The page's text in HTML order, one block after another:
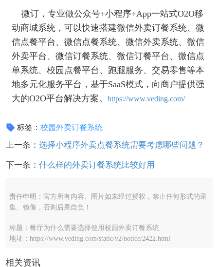
微订，专业做公众号+小程序+App一站式O2O移
动商城系统，可以快速搭建微信外卖订餐系统、微
信点餐平台、微信点餐系统、微信外卖系统、微信
外卖平台、微信订餐系统、微信订餐平台、微信点
单系统、校园点餐平台、跑腿服务、交易零售等本
地多元化服务平台，基于SaaS模式，向商户提供强
大的O2O平台解决方案。 https://www.veding.com/
标签：校园外卖订餐系统
上一条： 选择小程序外卖点餐系统需要考虑哪些问题？
下一条： 什么样的外卖订餐系统比较好用
责任申明：官方所有内容、图片如未经过授权，禁止任何形式的采
集、镜像，否则后果自负！
标题：餐厅为什么需要选择使用校园外卖订餐系统
地址：https://www.veding.com/static/v2/notice/2422.html
相关资讯